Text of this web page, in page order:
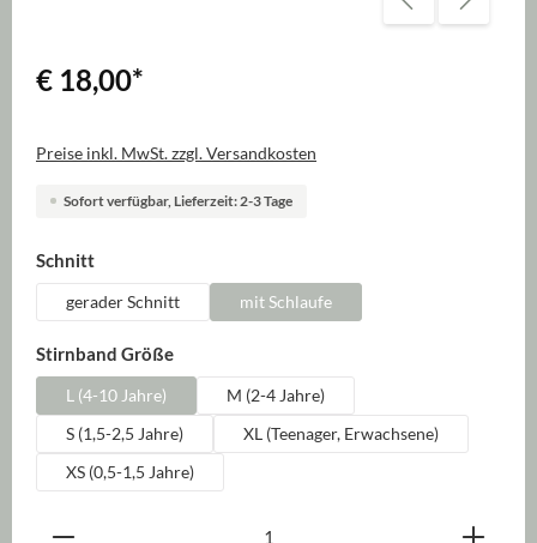
€ 18,00*
Preise inkl. MwSt. zzgl. Versandkosten
Sofort verfügbar, Lieferzeit: 2-3 Tage
Schnittauswählen
gerader Schnitt mit Schlaufe
Stirnband Größeauswählen
L (4-10 Jahre)
M (2-4 Jahre)
S (1,5-2,5 Jahre)
XL (Teenager, Erwachsene)
XS (0,5-1,5 Jahre)
Produkt Anzahl: Gib den gewünschten Wert ein